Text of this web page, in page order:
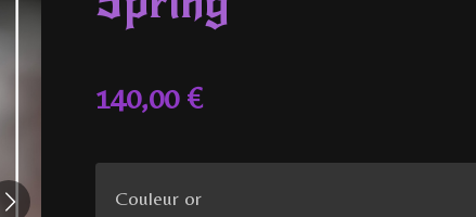
140,00 €
Couleur or